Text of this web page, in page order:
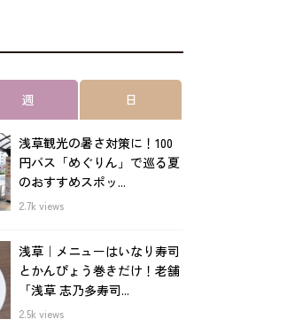
週 日
浅草観光の暑さ対策に！100
円バス「めぐりん」で巡る夏
のおすすめスポッ...
2.7k views
浅草｜メニューはいなり寿司
とかんぴょう巻きだけ！老舗
「浅草 志乃多寿司...
2.5k views